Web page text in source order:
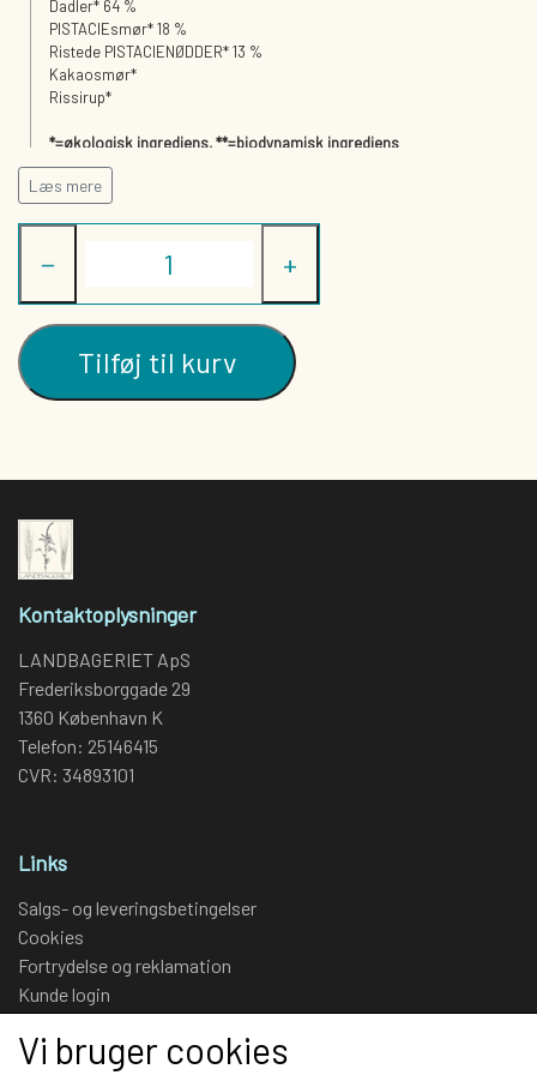
Dadler* 64 %
PISTACIEsmør* 18 %
Ristede PISTACIENØDDER* 13 %
Kakaosmør*
Rissirup*
*=økologisk ingrediens, **=biodynamisk ingrediens
Kan indeholde spor af:
Sesamfrø, jordnødder og andre nødder.
Næringsindhold:
Fedt (g)
-heraf mættede fedtsyrer (g)
Protein (g)
Salt (g)
Læs mere
− +
Tilføj til kurv
Kontaktoplysninger
LANDBAGERIET ApS
Frederiksborggade 29
1360 København K
Telefon: 25146415
CVR: 34893101
Links
Salgs- og leveringsbetingelser
Cookies
Fortrydelse og reklamation
Kunde login
Kontakt
Vi bruger cookies